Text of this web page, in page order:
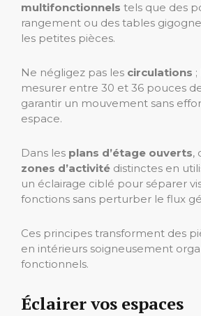
multifonctionnels tels que des
rangement ou des tables
les petites pièces.
Ne négligez pas les circulations
mesurer entre 30 et 36 pouces
garantir un mouvement sans
espace.
Dans les plans d’étage ouverts,
zones d’activité distinctes en
un éclairage ciblé pour séparer
fonctions sans perturber le flux
Ces principes transforment des
en intérieurs soigneusement
fonctionnels.
Éclairer vos espaces